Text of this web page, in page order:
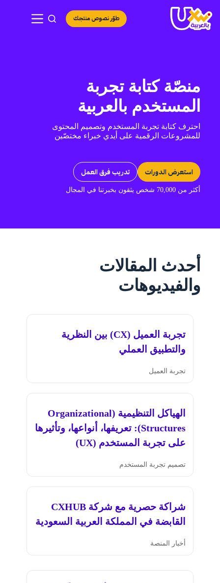
إلى
المحتوى
طوّر نصوص منتجك
منصّة كتابة تجربة
المستخدم بالعربية
احترف كتابة تجربة المستخدم وتصميم المحتوى
للمشروعات الرقمية على أيدي خبراء مختصّين
استعرض الدورات تدريب فرق العمل
أكثر من 70,000 شخص يثقون بخبرتنا في المجال
أحدث المقالات
والفيديوهات
تجربة العميل (CX) بين النظرية
والتطبيق العملي
تجربة العميل
الهياكل التنظيمية (Organizational
Structures): تعريفها، أنواعها، وتأثيرها
على تجربة المستخدم (UX)
تصميم تجربة المستخدم
شراكة حصرية مع شركة CXHUB
القابضة في المملكة العربية السعودية
أخبار المنصة